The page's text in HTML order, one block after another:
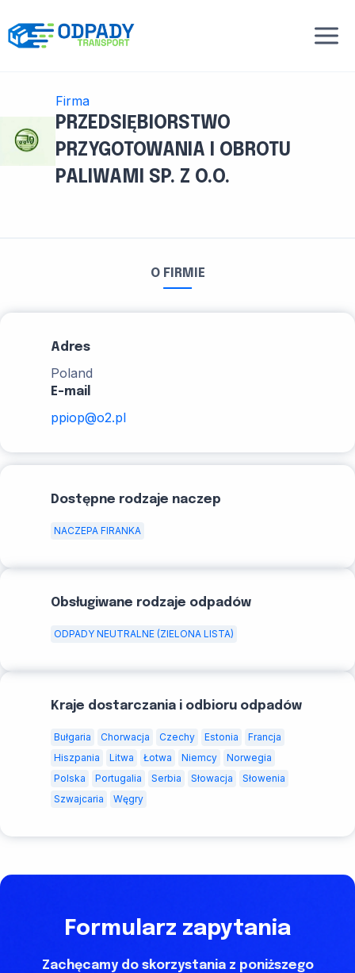
do
treści
Firma
PRZEDSIĘBIORSTWO
PRZYGOTOWANIA I OBROTU
PALIWAMI SP. Z O.O.
O FIRMIE
Adres
Poland
E-mail
ppiop@o2.pl
Dostępne rodzaje naczep
NACZEPA FIRANKA
Obsługiwane rodzaje odpadów
ODPADY NEUTRALNE (ZIELONA LISTA)
Kraje dostarczania i odbioru odpadów
Bułgaria Chorwacja Czechy Estonia
Francja
Hiszpania
Litwa Łotwa Niemcy
Norwegia
Polska
Portugalia Serbia Słowacja
Słowenia
Szwajcaria
Węgry
Formularz zapytania
Zachęcamy do skorzystania z poniższego